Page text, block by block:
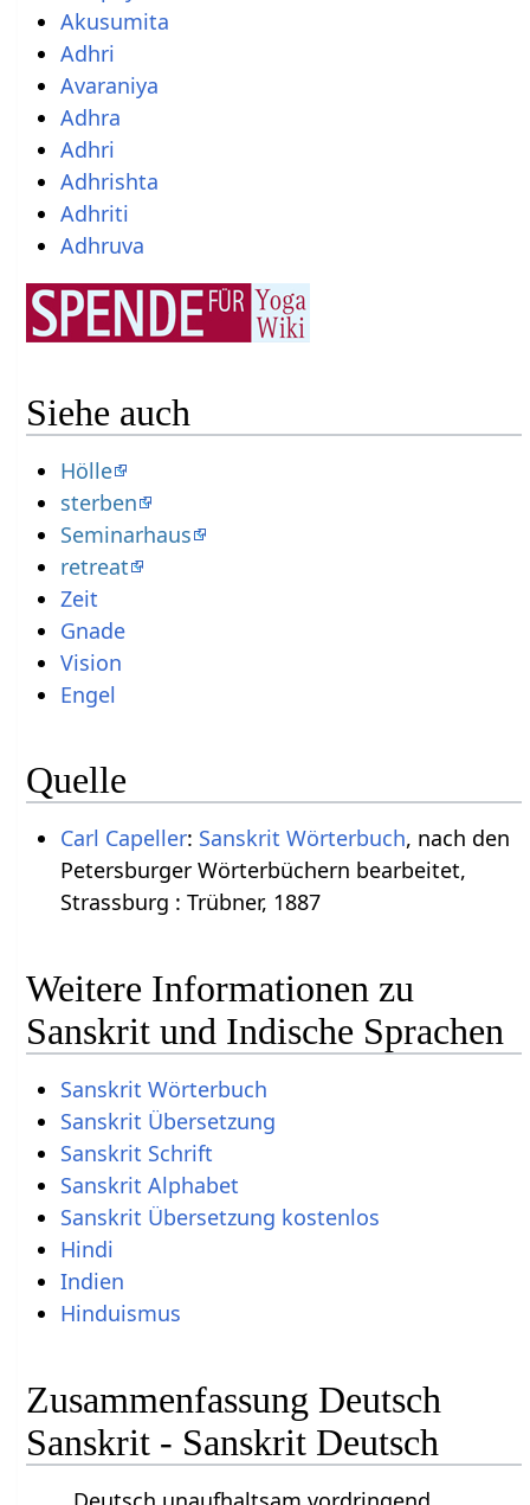
Akusumita
Adhri
Avaraniya
Adhra
Adhri
Adhrishta
Adhriti
Adhruva
Siehe auch
Hölle
sterben
Seminarhaus
retreat
Zeit
Gnade
Vision
Engel
Quelle
Carl Capeller: Sanskrit Wörterbuch, nach den
Petersburger Wörterbüchern bearbeitet,
Strassburg : Trübner, 1887
Weitere Informationen zu
Sanskrit und Indische Sprachen
Sanskrit Wörterbuch
Sanskrit Übersetzung
Sanskrit Schrift
Sanskrit Alphabet
Sanskrit Übersetzung kostenlos
Hindi
Indien
Hinduismus
Zusammenfassung Deutsch
Sanskrit - Sanskrit Deutsch